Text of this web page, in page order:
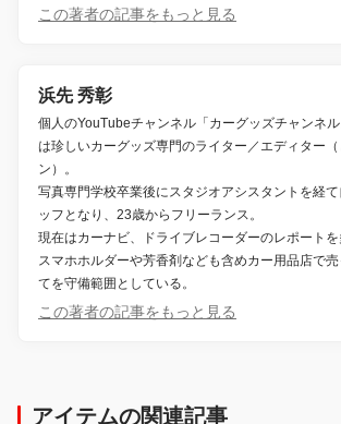
この著者の記事をもっと見る
浜先 秀彰
個人のYouTubeチャンネル「カーグッズチャンネ
は珍しいカーグッズ専門のライター／エディター
ン）。
写真専門学校卒業後にスタジオアシスタントを経
ッフとなり、23歳からフリーランス。
現在はカーナビ、ドライブレコーダーのレポートを
スマホホルダーや芳香剤なども含めカー用品店で
てを守備範囲としている。
この著者の記事をもっと見る
アイテムの関連記事